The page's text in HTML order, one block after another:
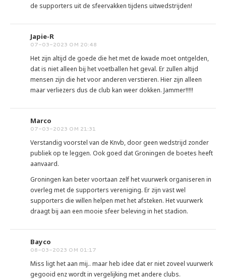
de supporters uit de sfeervakken tijdens uitwedstrijden!
Japie-R
07-03-2023 OM 20:48
Het zijn altijd de goede die het met de kwade moet ontgelden,
dat is niet alleen bij het voetballen het geval. Er zullen altijd
mensen zijn die het voor anderen verstieren. Hier zijn alleen
maar verliezers dus de club kan weer dokken. Jammer!!!!!
Marco
07-03-2023 OM 21:31
Verstandig voorstel van de Knvb, door geen wedstrijd zonder
publiek op te leggen. Ook goed dat Groningen de boetes heeft
aanvaard.
Groningen kan beter voortaan zelf het vuurwerk organiseren in
overleg met de supporters vereniging. Er zijn vast wel
supporters die willen helpen met het afsteken. Het vuurwerk
draagt bij aan een mooie sfeer beleving in het stadion.
Bayco
08-03-2023 OM 01:17
Miss ligt het aan mij.. maar heb idee dat er niet zoveel vuurwerk
gegooid enz wordt in vergelijking met andere clubs.